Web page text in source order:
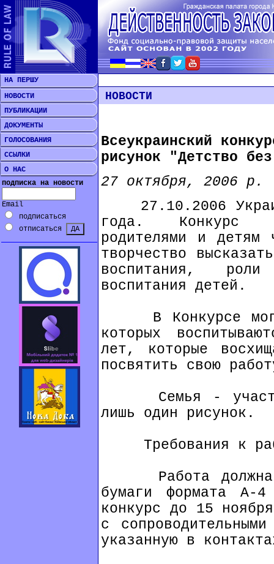
НА ПЕРШУ
НОВОСТИ
ПУБЛИКАЦИИ
ДОКУМЕНТЫ
ГОЛОСОВАНИЯ
ССЫЛКИ
О НАС
подписка на новости
Email
подписаться
отписаться
НОВОСТИ
Всеукраинский
рисунок "Детство
27 октября, 2006 р.
27.10.2006
года. Конкурс
родителями и детям
творчество
воспитания,
воспитания детей.
В Конкурсе
которых
лет, которые
посвятить свою
Семья -
лишь один рисунок.
Требования к
Работа должна
бумаги формата А-
конкурс до 15
с
указанную в